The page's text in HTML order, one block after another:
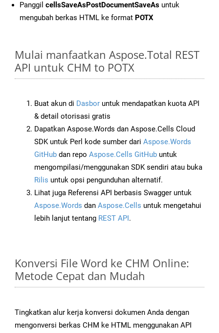
Panggil cellsSaveAsPostDocumentSaveAs untuk
mengubah berkas HTML ke format POTX
Mulai manfaatkan Aspose.Total REST
API untuk CHM to POTX
Buat akun di Dasbor untuk mendapatkan kuota API
& detail otorisasi gratis
Dapatkan Aspose.Words dan Aspose.Cells Cloud
SDK untuk Perl kode sumber dari Aspose.Words
GitHub dan repo Aspose.Cells GitHub untuk
mengompilasi/menggunakan SDK sendiri atau buka
Rilis untuk opsi pengunduhan alternatif.
Lihat juga Referensi API berbasis Swagger untuk
Aspose.Words dan Aspose.Cells untuk mengetahui
lebih lanjut tentang REST API.
Konversi File Word ke CHM Online:
Metode Cepat dan Mudah
Tingkatkan alur kerja konversi dokumen Anda dengan
mengonversi berkas CHM ke HTML menggunakan API